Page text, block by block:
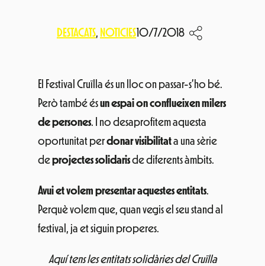
DESTACATS, NOTICIES10/7/2018
El Festival Cruïlla és un lloc on passar-s’ho bé.
Però també ésun espai on conflueixen milers
de persones. I no desaprofitem aquesta
oportunitat perdonar visibilitata una sèrie
deprojectes solidarisde diferents àmbits.
Avui et volem presentar aquestes entitats.
Perquè volem que, quan vegis el seu stand al
festival, ja et siguin properes.
Aquí tens les entitats solidàries del Cruïlla